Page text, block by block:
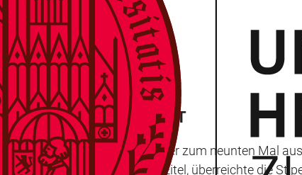
ALTEN UNIVERSITÄT
Heidelberg können sich in der zum neunten Mal
Carola, Prof. Dr. Bernhard Eitel, überreichte die